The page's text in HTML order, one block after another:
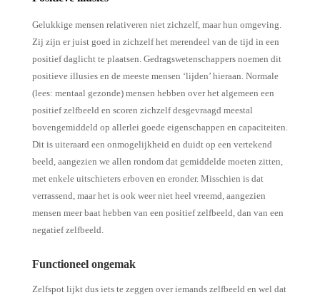
Gelukkige mensen relativeren niet zichzelf, maar hun omgeving.
Zij zijn er juist goed in zichzelf het merendeel van de tijd in een
positief daglicht te plaatsen. Gedragswetenschappers noemen dit
positieve illusies en de meeste mensen ‘lijden’ hieraan. Normale
(lees: mentaal gezonde) mensen hebben over het algemeen een
positief zelfbeeld en scoren zichzelf desgevraagd meestal
bovengemiddeld op allerlei goede eigenschappen en capaciteiten.
Dit is uiteraard een onmogelijkheid en duidt op een vertekend
beeld, aangezien we allen rondom dat gemiddelde moeten zitten,
met enkele uitschieters erboven en eronder. Misschien is dat
verrassend, maar het is ook weer niet heel vreemd, aangezien
mensen meer baat hebben van een positief zelfbeeld, dan van een
negatief zelfbeeld.
Functioneel ongemak
Zelfspot lijkt dus iets te zeggen over iemands zelfbeeld en wel dat